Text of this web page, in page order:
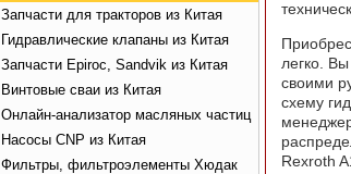
Запчасти для тракторов из Китая
Гидравлические клапаны из Китая
Запчасти Epiroc, Sandvik из Китая
Винтовые сваи из Китая
Онлайн-анализатор масляных частиц
Насосы CNP из Китая
Фильтры, фильтроэлементы Хюдак
легко.
своими
схему
Rexroth